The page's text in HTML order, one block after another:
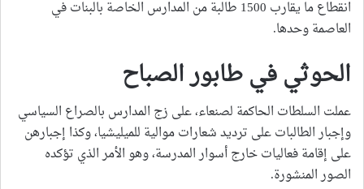
انقطاع ما يقارب 1500 طالبة من المدارس الخاصة بالبنات في
العاصمة وحدها.
الحوثي في طابور الصباح
عملت السلطات الحاكمة لصنعاء، على زج المدارس بالصراع السياسي
وإجبار الطالبات على ترديد شعارات موالية للميليشيا، وكذا إجبارهن
على إقامة فعاليات خارج أسوار المدرسة، وهو الأمر الذي تؤكده
الصور المنشورة.